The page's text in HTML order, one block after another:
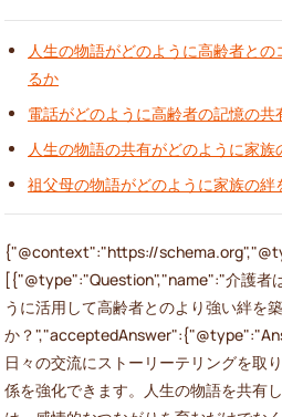
人生の物語がどのように高齢者と
るか
電話がどのように高齢者の記憶の共
人生の物語の共有がどのように家族
祖父母の物語がどのように家族の絆
{"@context":"https://
[{"@type":"Question","name":"介護者
うに活用して高齢者とのより強い絆を
か？
日々の交流にストーリーテリングを取
係を強化できます。人生の物語を共有